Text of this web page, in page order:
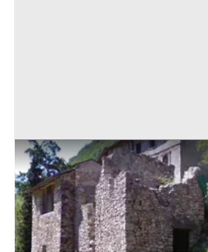
Asta Terreno con rudere su
Arsiero (Vicenza)
Offerta minima
3.375 €
02/10/2026